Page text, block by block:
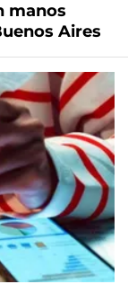
manos
Aires